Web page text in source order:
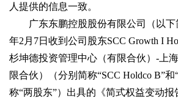
人提供的信息一致。
广东东鹏控股股份有限公司（以下
年2月7日收到公司股东SCC Growth I
杉坤德投资管理中心（有限合伙）-上
限合伙）（分别简称“SCC Holdco B”
称“两股东”）出具的《简式权益变动报